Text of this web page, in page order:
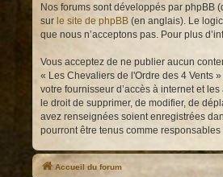
Nos forums sont développés par phpBB
sur le site de phpBB (en anglais). Le
que nous n’acceptons pas. Pour plus
Vous acceptez de ne publier aucun
« Les Chevaliers de l'Ordre des 4 Vents
votre fournisseur d’accès à internet et
le droit de supprimer, de modifier, de
avez renseignées soient enregistrées
pourront être tenus comme
Accueil du forum